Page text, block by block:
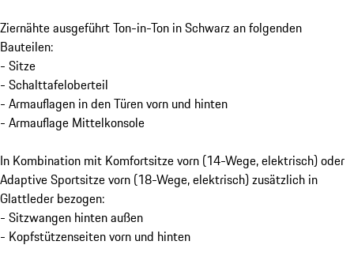
Ziernähte ausgeführt Ton-in-Ton in Schwarz an folgenden
Bauteilen:
- Sitze
- Schalttafeloberteil
- Armauflagen in den Türen vorn und hinten
- Armauflage Mittelkonsole
In Kombination mit Komfortsitze vorn (14-Wege, elektrisch) oder
Adaptive Sportsitze vorn (18-Wege, elektrisch) zusätzlich in
Glattleder bezogen:
- Sitzwangen hinten außen
- Kopfstützenseiten vorn und hinten